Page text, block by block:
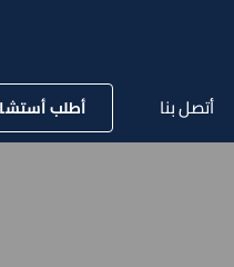
أتصل بنا أطلب